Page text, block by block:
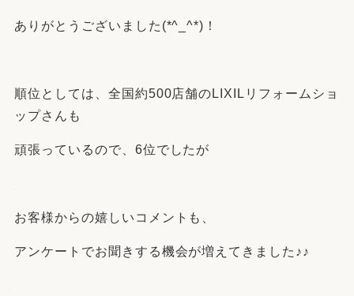
ありがとうございました(*^_^*)！
順位としては、全国約500店舗のLIXILリフォームショ
ップさんも
頑張っているので、6位でしたが
お客様からの嬉しいコメントも、
アンケートでお聞きする機会が増えてきました♪♪